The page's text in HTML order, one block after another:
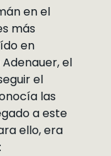
en el
más
en
Adenauer, el
el
las
a este
ello, era